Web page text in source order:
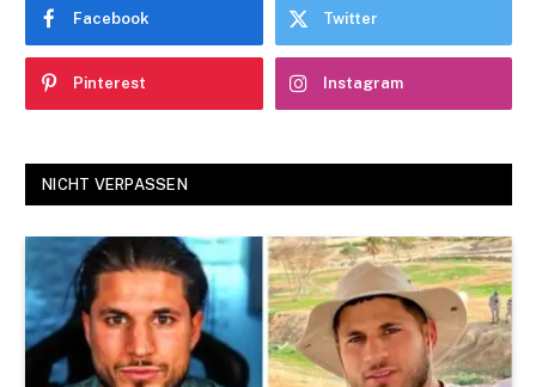
Facebook Twitter
Pinterest Instagram
NICHT VERPASSEN